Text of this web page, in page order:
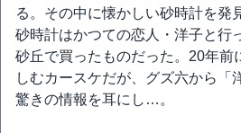
る。その中に懐かしい砂時計を発
砂時計はかつての恋人・洋子と行
砂丘で買ったものだった。20年前
しむカースケだが、グズ六から「
驚きの情報を耳にし…。